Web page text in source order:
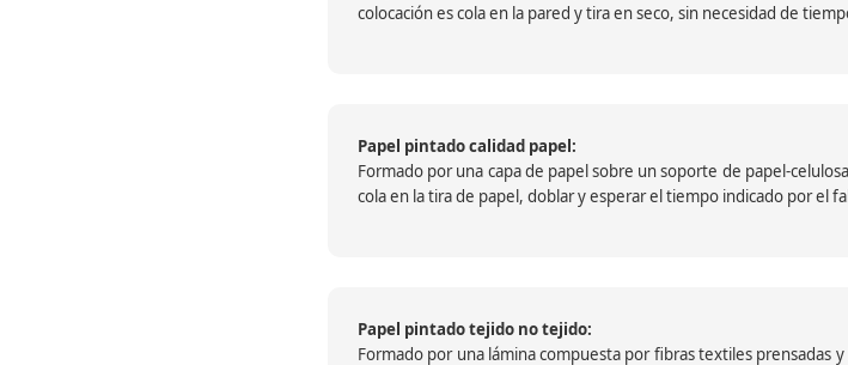
colocación es cola en la pared y tira en seco, sin necesidad de
Papel pintado calidad papel:
Formado por una capa de papel sobre un soporte de papel-
cola en la tira de papel, doblar y esperar el tiempo indicado por el
Papel pintado tejido no tejido:
Formado por una lámina compuesta por fibras textiles prensadas